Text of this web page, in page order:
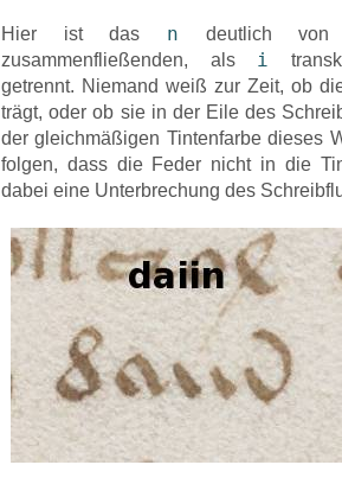
Hier ist das n deutlich von
zusammenfließenden, als i
getrennt. Niemand weiß zur Zeit, ob
trägt, oder ob sie in der Eile des
der gleichmäßigen Tintenfarbe dieses
folgen, dass die Feder nicht in die
dabei eine Unterbrechung des